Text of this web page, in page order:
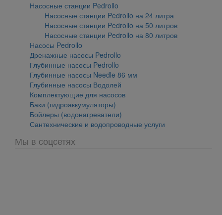
Насосные станции Pedrollo
Насосные станции Pedrollo на 24 литра
Насосные станции Pedrollo на 50 литров
Насосные станции Pedrollo на 80 литров
Насосы Pedrollo
Дренажные насосы Pedrollo
Глубинные насосы Pedrollo
Глубинные насосы Needle 86 мм
Глубинные насосы Водолей
Комплектующие для насосов
Баки (гидроаккумуляторы)
Бойлеры (водонагреватели)
Сантехнические и водопроводные услуги
Мы в соцсетях